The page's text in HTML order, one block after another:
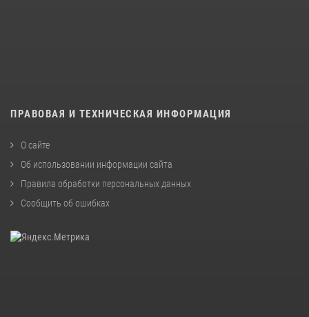
ПРАВОВАЯ И ТЕХНИЧЕСКАЯ ИНФОРМАЦИЯ
О сайте
Об использовании информации сайта
Правила обработки персональных данных
Сообщить об ошибках